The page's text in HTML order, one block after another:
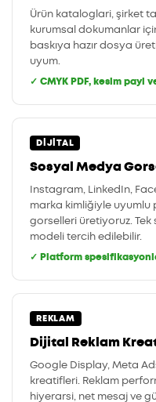
Ürün kataloglari, şirket
kurumsal dokumanlar
baskıya hazır dosya
uyum.
✓ CMYK PDF, kesim payi
DIJITAL
Sosyal Medya
Instagram, LinkedIn,
marka kimliğiyle uyumlu
gorselleri üretiyoruz.
modeli tercih edilebilir.
✓ Platform
REKLAM
Dijital Reklam
Google Display, Meta
kreatifleri. Reklam
hiyerarsi, net mesaj ve